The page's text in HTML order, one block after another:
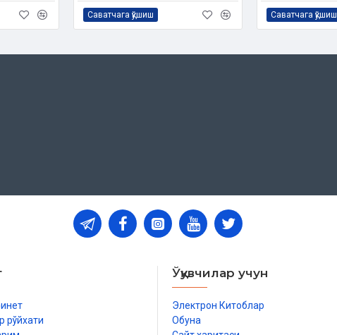
бўйича қўмитанинг 4471-
Саватчага қўшиш Саватчага қўшиш
рўйхати
Ўқувчилар учун
Электрон Китоблар
Обуна